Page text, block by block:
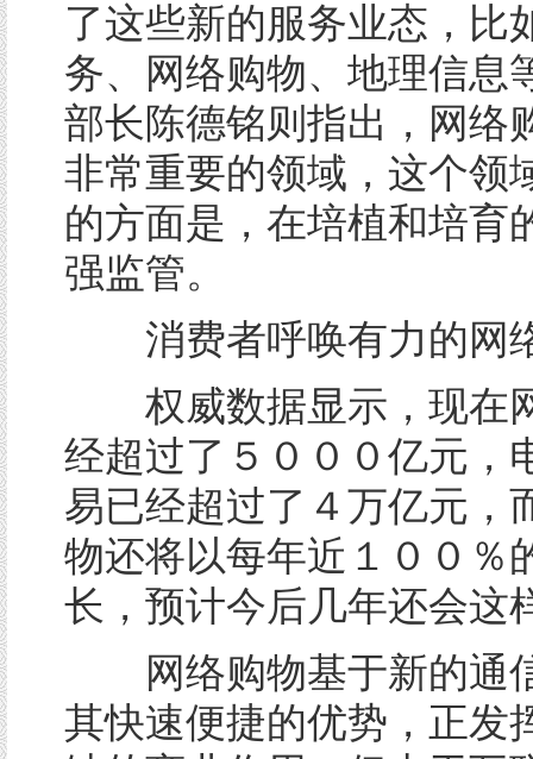
了这些新的服务业态，比
务、网络购物、地理信息
部长陈德铭则指出，网络
非常重要的领域，这个领
的方面是，在培植和培育
强监管。
消费者呼唤有力的网
权威数据显示，现在
经超过了５０００亿元，
易已经超过了４万亿元，
物还将以每年近１００％
长，预计今后几年还会这
网络购物基于新的通
其快速便捷的优势，正发